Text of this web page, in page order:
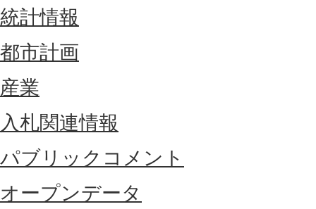
統計情報
都市計画
産業
入札関連情報
パブリックコメント
オープンデータ